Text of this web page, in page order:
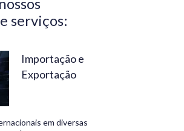
confiabilidade
e
são nossos
diferenciais.
serviços:
Importação e
Exportação
em diversas